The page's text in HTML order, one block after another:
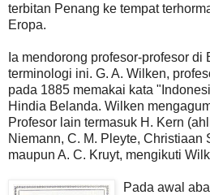
terbitan Penang ke tempat
Eropa.
Ia mendorong profesor-profesor di
terminologi ini. G. A. Wilken,
pada 1885 memakai kata
Hindia Belanda. Wilken
Profesor lain termasuk H. Kern
Niemann, C. M. Pleyte, Christiaan
maupun A. C. Kruyt, mengikuti
Pada awal